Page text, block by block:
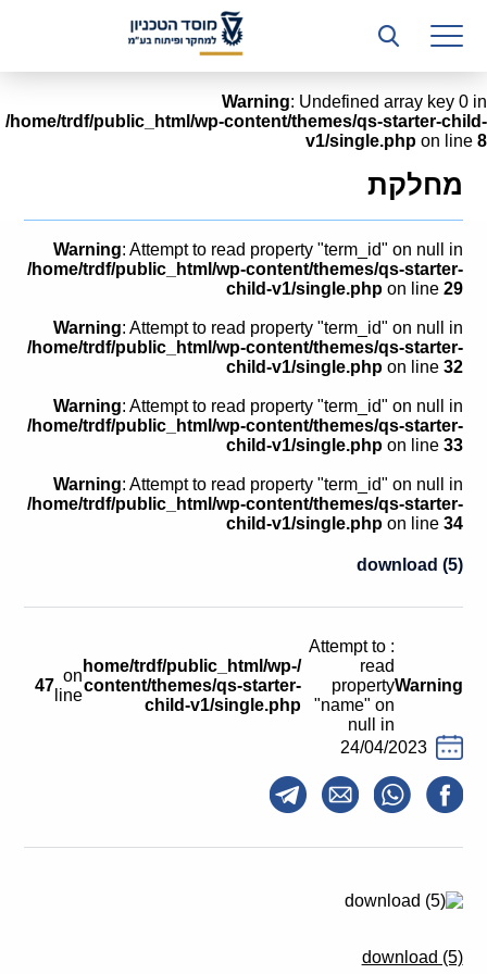
רשות המחקר
היחידה העסקית (T3)
קשרי תעשייה
ביה”ס ללימודי המשך
המכון הישראלי לטכנולוגיות ייצור חומרים
משאבי אנוש
כספים וכלכלה
המחלקה המשפטית
מחלקת תפעול
קולות קוראים
English
Warning: Undefined array key 0 in
/home/trdf/public_html/wp-content/themes/qs-starter-child-
v1/single.php on line 8
מחלקת
Warning: Attempt to read property "term_id" on null in
/home/trdf/public_html/wp-content/themes/qs-starter-
child-v1/single.phpon line 29
Warning: Attempt to read property "term_id" on null in
/home/trdf/public_html/wp-content/themes/qs-starter-
child-v1/single.phpon line 32
Warning: Attempt to read property "term_id" on null in
/home/trdf/public_html/wp-content/themes/qs-starter-
child-v1/single.phpon line 33
Warning: Attempt to read property "term_id" on null in
/home/trdf/public_html/wp-content/themes/qs-starter-
child-v1/single.phpon line 34
download (5)
Warning
: Attempt to
read
property
"name" on
null in
/home/trdf/public_html/wp-
content/themes/qs-starter-
child-v1/single.php
on
line
47
24/04/2023
download (5)